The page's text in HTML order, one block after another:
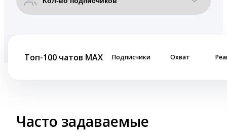
Топ-100 чатов MAX Подписчики Охват
Часто задаваемые